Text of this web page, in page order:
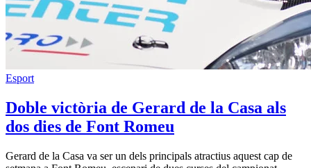
Esport
Doble victòria de Gerard de la Casa als
dos dies de Font Romeu
Gerard de la Casa va ser un dels principals atractius aquest cap de